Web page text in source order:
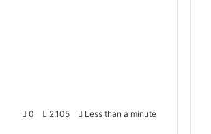
0 2,105 Less than a minute